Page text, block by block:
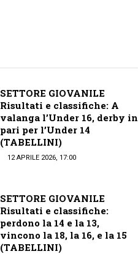
SETTORE GIOVANILE
Risultati e classifiche: A
valanga l’Under 16, derby in
pari per l’Under 14
(TABELLINI)
12 APRILE 2026, 17:00
SETTORE GIOVANILE
Risultati e classifiche:
perdono la 14 e la 13,
vincono la 18, la 16, e la 15
(TABELLINI)